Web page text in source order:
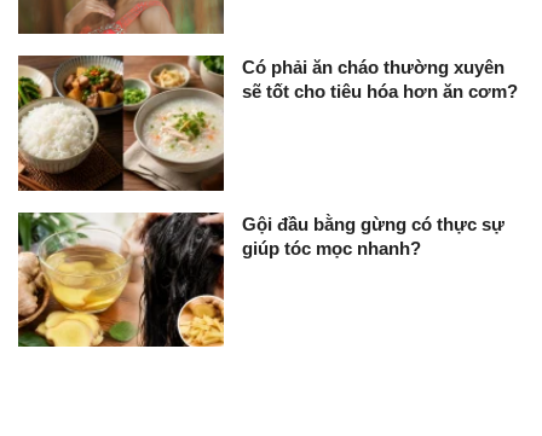
Có phải ăn cháo thường xuyên
sẽ tốt cho tiêu hóa hơn ăn cơm?
Gội đầu bằng gừng có thực sự
giúp tóc mọc nhanh?